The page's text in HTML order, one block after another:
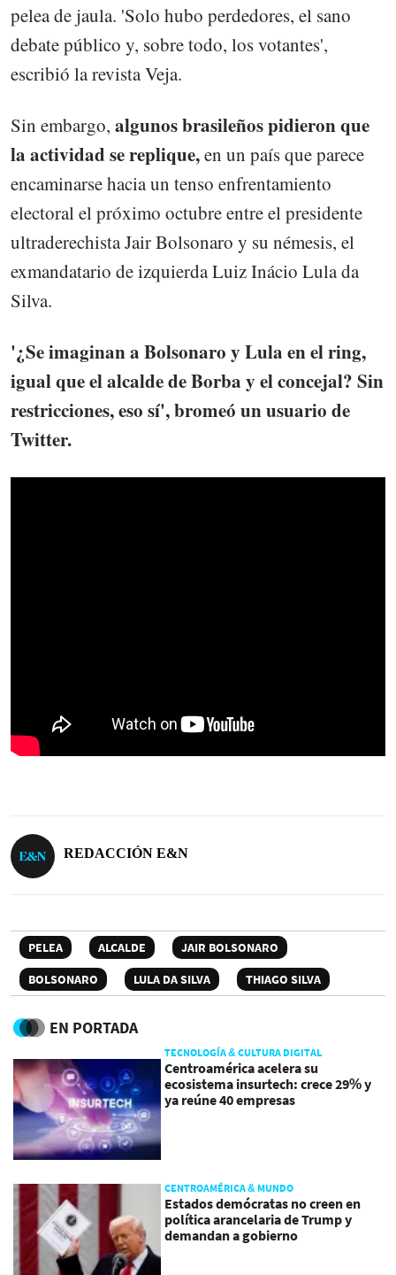
pelea de jaula. 'Solo hubo perdedores, el sano
debate público y, sobre todo, los votantes',
escribió la revista Veja.
Sin embargo, algunos brasileños pidieron que
la actividad se replique,en un país que parece
encaminarse hacia un tenso enfrentamiento
electoral el próximo octubre entre el presidente
ultraderechista Jair Bolsonaro y su némesis, el
exmandatario de izquierda Luiz Inácio Lula da
Silva.
'¿Se imaginan a Bolsonaro y Lula en el ring,
igual que el alcalde de Borba y el concejal? Sin
restricciones, eso sí',bromeó un usuario de
Twitter.
REDACCIÓN E&N
PELEA ALCALDE
JAIR BOLSONARO
BOLSONARO
LULA DA SILVA THIAGO SILVA
EN PORTADA
TECNOLOGÍA & CULTURA DIGITAL
Centroamérica acelera su
ecosistema insurtech: crece 29% y
ya reúne 40 empresas
CENTROAMÉRICA & MUNDO
Estados demócratas no creen en
política arancelaria de Trump y
demandan a gobierno